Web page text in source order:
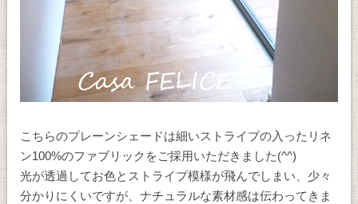
こちらのプレーンシェードは細いストライプの入ったリネ
ン100%のファブリックをご採用いただきました(^^)
光が透過してお色とストライプ模様が飛んでしまい、少々
分かりにくいですが、ナチュラルな素材感は伝わってきま